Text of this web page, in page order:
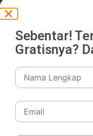
Sebentar!
Gratisnya?